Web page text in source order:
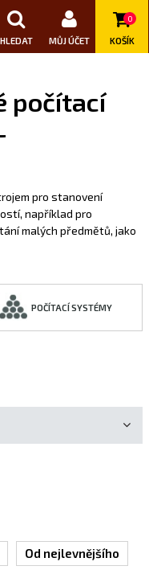
HLEDAT MŮJ ÚČET
0
KOŠÍK
počítací
pro stanovení
například pro
malých předmětů, jako
POČÍTACÍ SYSTÉMY
Od nejlevnějšího